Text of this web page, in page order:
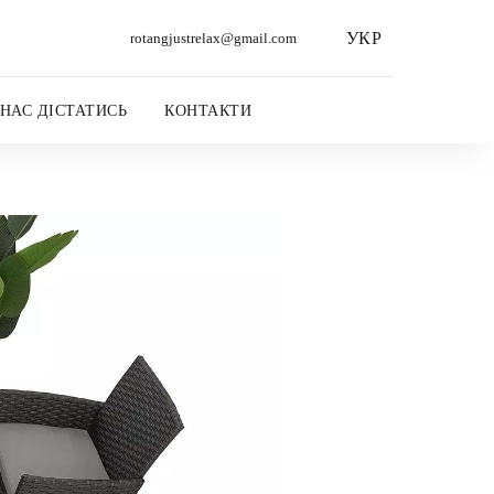
rotangjustrelax@gmail.com УКР
ДІСТАТИСЬ КОНТАКТИ